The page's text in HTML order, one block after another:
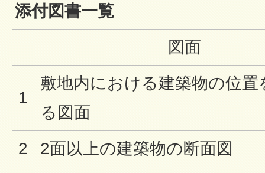
添付図書一覧
図面
1
敷地内における建築物の位置
る図面
2
2面以上の建築物の断面図